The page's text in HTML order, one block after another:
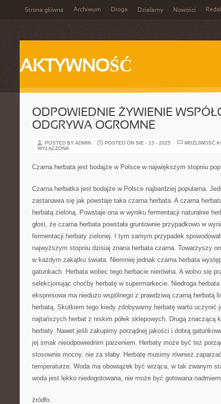
Strona główna Archiwum Droga Działamy Nowości
AKTYWNOŚĆ
ODPOWIEDNIE ŻYWIENIE
ODGRYWA OGROMNE
POSTED BY ADMIN POSTED ON SIE - 15 - 2025
MOŻLIWOŚĆ
WYŁĄCZONA
Czarna herbata jest bodajże w Polsce w największym stopniu
Czarna herbatka jest bodajże w Polsce najbardziej popularna.
zastanawia się jak powstaje taka czarna herbata. A czarna
herbatą zieloną. Powstaje ona w wyniku fermentacji naturalnie
głosi, że czarna herbata powstała gruntownie przypadkowo w
fermentacji herbaty zielonej. I tym samym przypadek
najwyższym stopniu dzisiaj znana herbata czarna. Towarzyszy
w każdym zakątku świata. Niemniej jednak czarna herbata
gatunkach. Herbata wobec tego herbacie nierówna. A wolno się
selekcjonując choćby herbatę w supermarkecie. Niedroga
ekspresowa ma niedużo wspólnego z prawdziwą czarną herbatą
herbatą. Skutkiem tego kiedy zdobywamy herbatę warto uczynić
najtańszych herbat z niskim półek sklepowych. Drugą znaczącą
herbaty. Nawet jeśli zakupimy porządnej jakości i dobrą
jej smak nieodpowiednim parzeniem. Herbaty może być też
stosownie mocny, nie za słaby. Herbatę musimy również
temperaturze. Woda ma obowiązek być wrząca, w tak zwanym
woda jest lekko niedogotowana, nie może być gotowana
źródło: